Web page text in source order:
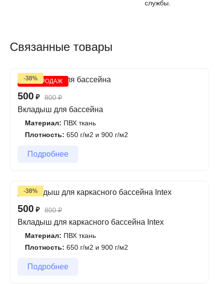
службы.
Связанные товары
ХИТ ПРОДАЖ
-38%
500 ₽ 800₽
Вкладыш для бассейна
Материал: ПВХ ткань
Плотность: 650 г/м2 и 900 г/м2
Подробнее
-38%
500 ₽ 800₽
Вкладыш для каркасного бассейна Intex
Материал: ПВХ ткань
Плотность: 650 г/м2 и 900 г/м2
Подробнее